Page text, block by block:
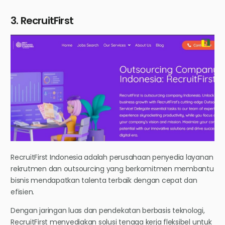
3. RecruitFirst
RecruitFirst Indonesia adalah perusahaan penyedia layanan
rekrutmen dan outsourcing yang berkomitmen membantu
bisnis mendapatkan talenta terbaik dengan cepat dan
efisien.
Dengan jaringan luas dan pendekatan berbasis teknologi,
RecruitFirst menyediakan solusi tenaga kerja fleksibel untuk